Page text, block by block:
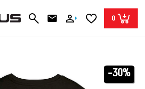
0
-30%